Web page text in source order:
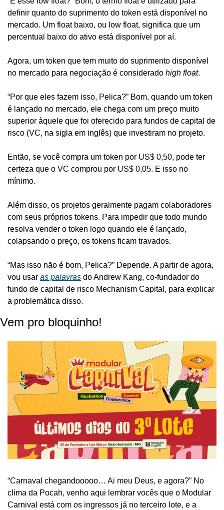
definir quanto do suprimento do token está disponível no
mercado. Um float baixo, ou low float, significa que um
percentual baixo do ativo está disponível por aí.
Agora, um token que tem muito do suprimento disponível
no mercado para negociação é considerado high float.
“Por que eles fazem isso, Pelica?” Bom, quando um token
é lançado no mercado, ele chega com um preço muito
superior àquele que foi oferecido para fundos de capital de
risco (VC, na sigla em inglês) que investiram no projeto.
Então, se você compra um token por US$ 0,50, pode ter
certeza que o VC comprou por US$ 0,05. E isso no
mínimo.
Além disso, os projetos geralmente pagam colaboradores
com seus próprios tokens. Para impedir que todo mundo
resolva vender o token logo quando ele é lançado,
colapsando o preço, os tokens ficam travados.
“Mas isso não é bom, Pelica?” Depende. A partir de agora,
vou usar as palavras do Andrew Kang, co-fundador do
fundo de capital de risco Mechanism Capital, para explicar
a problemática disso.
Vem pro bloquinho!
“Carnaval chegandooooo… Ai meu Deus, e agora?” No
clima da Pocah, venho aqui lembrar vocês que o Modular
Carnival está com os ingressos já no terceiro lote, e a